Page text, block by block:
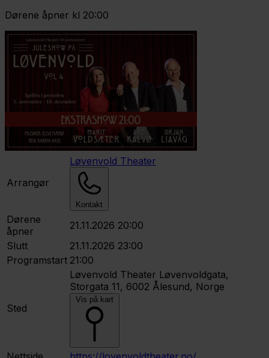
Dørene åpner kl 20:00
Arrangør
Løvenvold Theater
Kontakt
Dørene
åpner
21.11.2026 20:00
Slutt
21.11.2026 23:00
Programstart 21:00
Sted
Løvenvold Theater Løvenvoldgata,
Storgata 11, 6002 Ålesund, Norge
Vis på kart